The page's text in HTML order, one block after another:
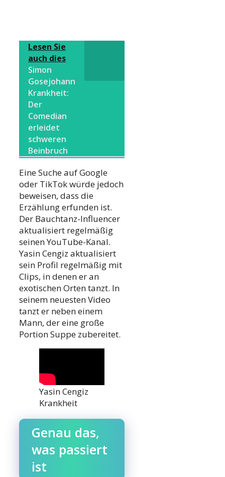
Lesen Sie
auch dies
Simon
Gosejohann
Krankheit:
Der
Comedian
erleidet
schweren
Beinbruch
Eine Suche auf Google
oder TikTok würde jedoch
beweisen, dass die
Erzählung erfunden ist.
Der Bauchtanz-Influencer
aktualisiert regelmäßig
seinen YouTube-Kanal.
Yasin Cengiz aktualisiert
sein Profil regelmäßig mit
Clips, in denen er an
exotischen Orten tanzt. In
seinem neuesten Video
tanzt er neben einem
Mann, der eine große
Portion Suppe zubereitet.
Yasin Cengiz
Krankheit
Genau das,
was passiert
ist